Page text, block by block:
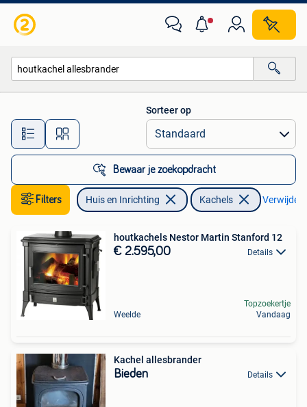
Alle afstanden…
Sorteer op
Bewaar je zoekopdracht
Filters Huis en Inrichting Kachels Verwijder
houtkachels Nestor Martin Stanford 12
€ 2.595,00 Details
Weelde
Topzoekertje
Vandaag
Kachel allesbrander
Bieden Details